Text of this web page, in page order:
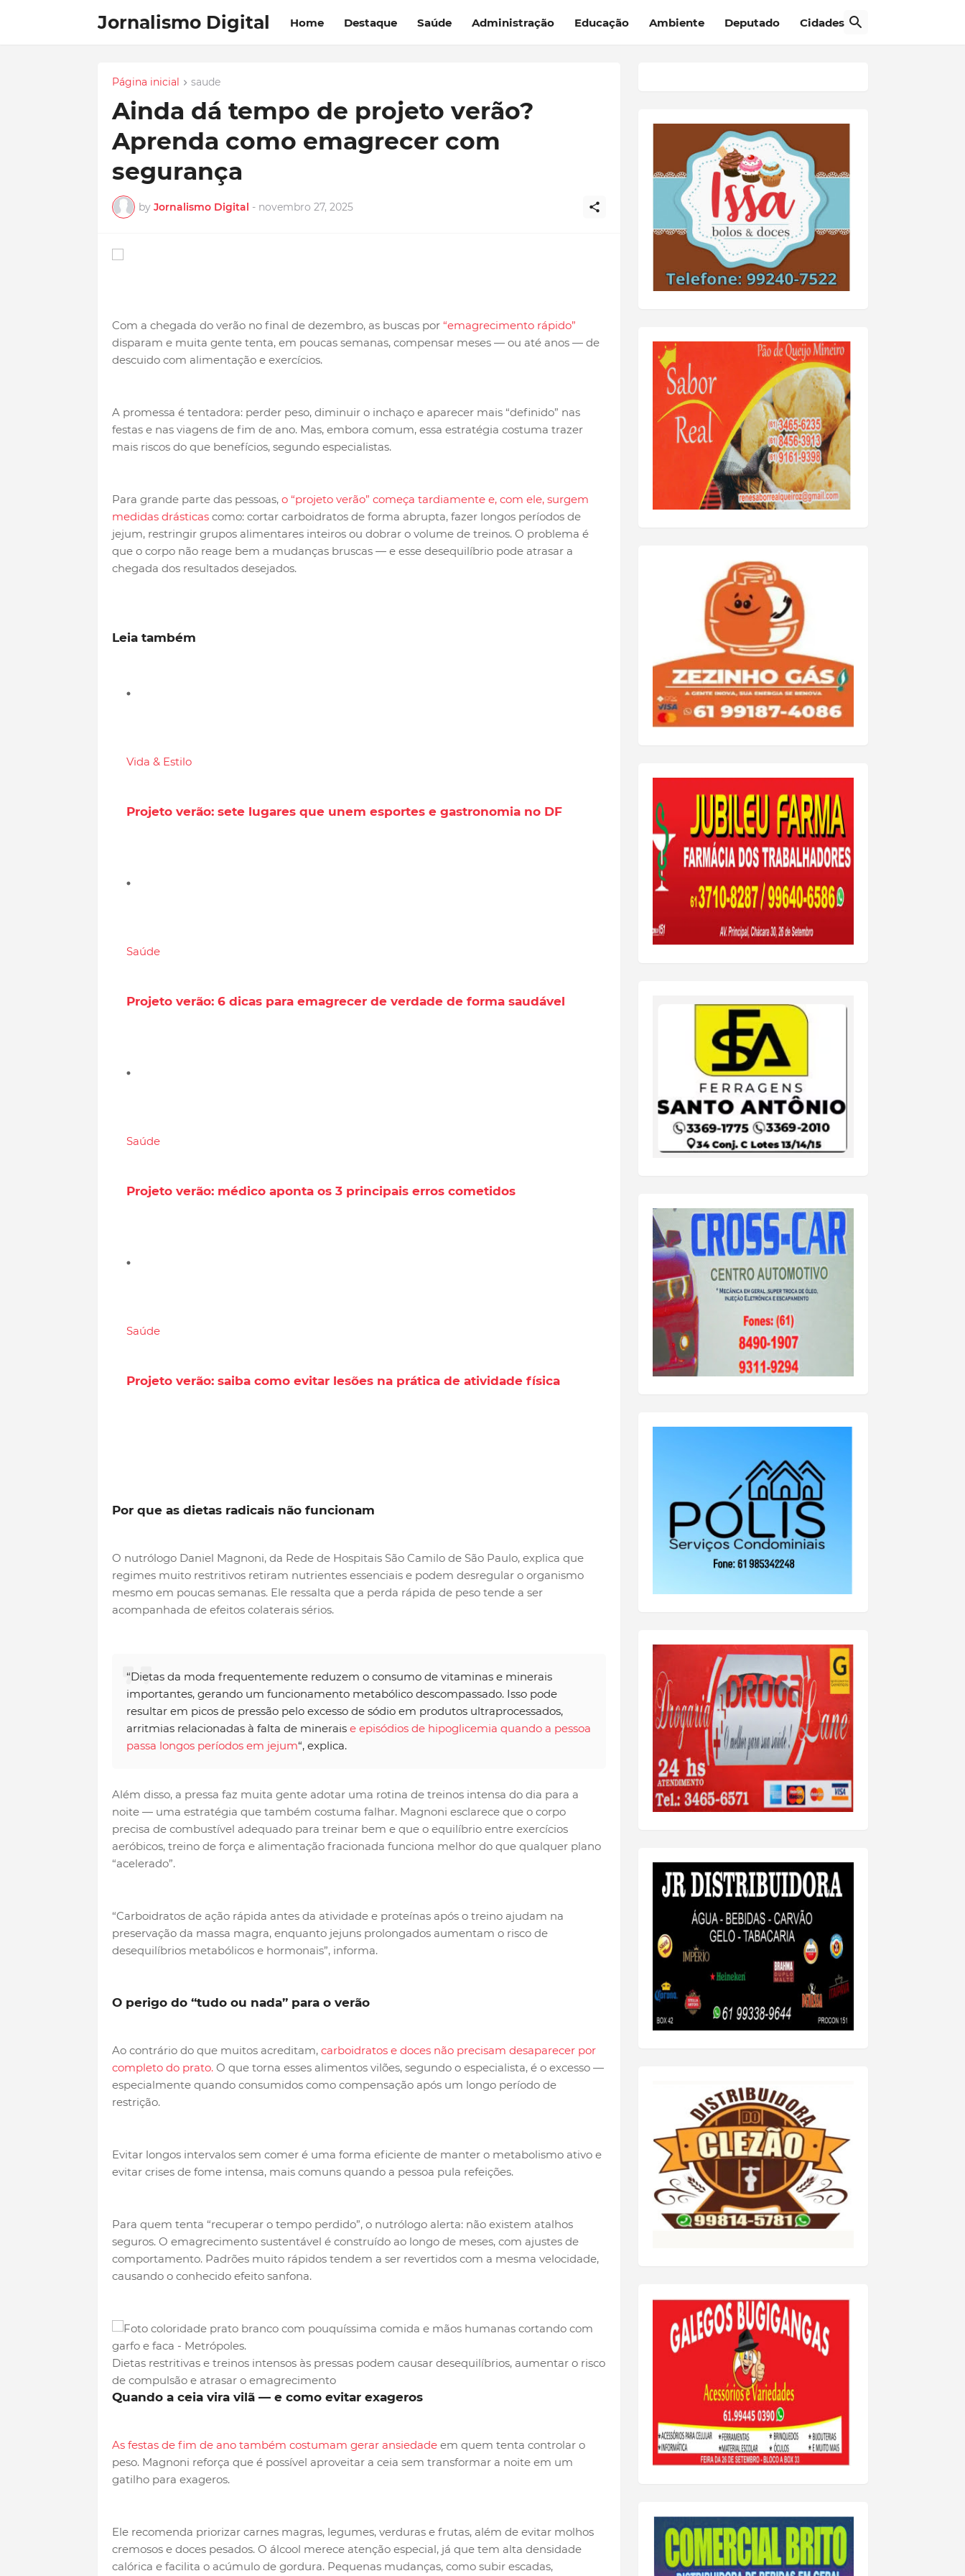
Jornalismo Digital Home Destaque Saúde Administração Educação Ambiente Deputado Cidades
Página inicial saude
Ainda dá tempo de projeto verão?
Aprenda como emagrecer com
segurança
by Jornalismo Digital - novembro 27, 2025
Com a chegada do verão no final de dezembro, as buscas por“emagrecimento rápido”
disparam e muita gente tenta, em poucas semanas, compensar meses — ou até anos — de
descuido com alimentação e exercícios.
A promessa é tentadora: perder peso, diminuir o inchaço e aparecer mais “definido” nas
festas e nas viagens de fim de ano. Mas, embora comum, essa estratégia costuma trazer
mais riscos do que benefícios, segundo especialistas.
Para grande parte das pessoas,o “projeto verão” começa tardiamente e, com ele, surgem
medidas drásticascomo: cortar carboidratos de forma abrupta, fazer longos períodos de
jejum, restringir grupos alimentares inteiros ou dobrar o volume de treinos. O problema é
que o corpo não reage bem a mudanças bruscas — e esse desequilíbrio pode atrasar a
chegada dos resultados desejados.
Leia também
Vida & Estilo
Projeto verão: sete lugares que unem esportes e gastronomia no DF
Saúde
Projeto verão: 6 dicas para emagrecer de verdade de forma saudável
Saúde
Projeto verão: médico aponta os 3 principais erros cometidos
Saúde
Projeto verão: saiba como evitar lesões na prática de atividade física
Por que as dietas radicais não funcionam
O nutrólogo Daniel Magnoni, da Rede de Hospitais São Camilo de São Paulo, explica que
regimes muito restritivos retiram nutrientes essenciais e podem desregular o organismo
mesmo em poucas semanas. Ele ressalta que a perda rápida de peso tende a ser
acompanhada de efeitos colaterais sérios.
“Dietas da moda frequentemente reduzem o consumo de vitaminas e minerais
importantes, gerando um funcionamento metabólico descompassado. Isso pode
resultar em picos de pressão pelo excesso de sódio em produtos ultraprocessados,
arritmias relacionadas à falta de minerais e episódios de hipoglicemia quando a pessoa
passa longos períodos em jejum“, explica.
Além disso, a pressa faz muita gente adotar uma rotina de treinos intensa do dia para a
noite — uma estratégia que também costuma falhar. Magnoni esclarece que o corpo
precisa de combustível adequado para treinar bem e que o equilíbrio entre exercícios
aeróbicos, treino de força e alimentação fracionada funciona melhor do que qualquer plano
“acelerado”.
“Carboidratos de ação rápida antes da atividade e proteínas após o treino ajudam na
preservação da massa magra, enquanto jejuns prolongados aumentam o risco de
desequilíbrios metabólicos e hormonais”, informa.
O perigo do “tudo ou nada” para o verão
Ao contrário do que muitos acreditam, carboidratos e doces não precisam desaparecer por
completo do prato.O que torna esses alimentos vilões, segundo o especialista, é o excesso —
especialmente quando consumidos como compensação após um longo período de
restrição.
Evitar longos intervalos sem comer é uma forma eficiente de manter o metabolismo ativo e
evitar crises de fome intensa, mais comuns quando a pessoa pula refeições.
Para quem tenta “recuperar o tempo perdido”, o nutrólogo alerta: não existem atalhos
seguros. O emagrecimento sustentável é construído ao longo de meses, com ajustes de
comportamento. Padrões muito rápidos tendem a ser revertidos com a mesma velocidade,
causando o conhecido efeito sanfona.
Dietas restritivas e treinos intensos às pressas podem causar desequilíbrios, aumentar o risco
de compulsão e atrasar o emagrecimento
Quando a ceia vira vilã — e como evitar exageros
As festas de fim de ano também costumam gerar ansiedadeem quem tenta controlar o
peso. Magnoni reforça que é possível aproveitar a ceia sem transformar a noite em um
gatilho para exageros.
Ele recomenda priorizar carnes magras, legumes, verduras e frutas, além de evitar molhos
cremosos e doces pesados. O álcool merece atenção especial, já que tem alta densidade
calórica e facilita o acúmulo de gordura. Pequenas mudanças, como subir escadas,